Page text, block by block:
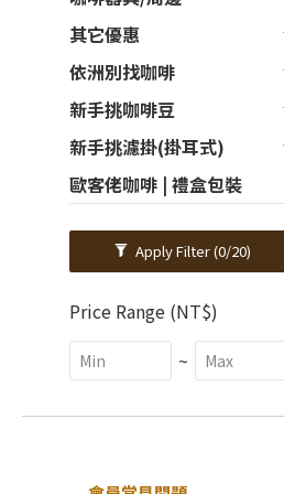
其它優惠
依洲別找咖啡
新手挑咖啡豆
新手挑濾掛(掛耳式)
歐客佬咖啡 | 禮盒包裝
Apply Filter(0/20)
Price Range (NT$)
~